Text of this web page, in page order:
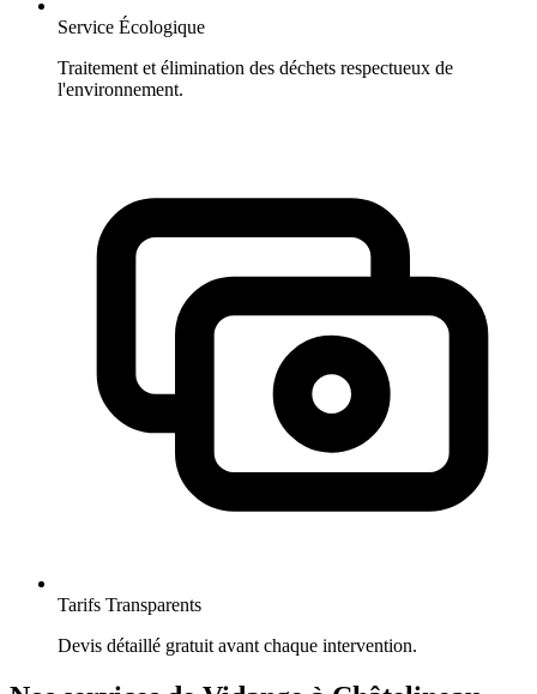
Service Écologique
Traitement et élimination des déchets respectueux de
l'environnement.
Tarifs Transparents
Devis détaillé gratuit avant chaque intervention.